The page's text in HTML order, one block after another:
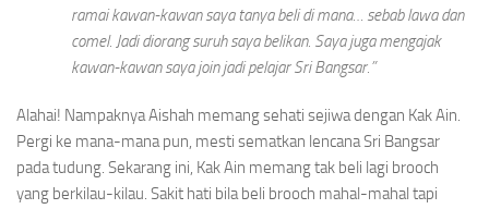
ramai kawan-kawan saya tanya beli di mana… sebab lawa dan
comel. Jadi diorang suruh saya belikan. Saya juga mengajak
kawan-kawan sayajoinjadi pelajar Sri Bangsar.”
Alahai! Nampaknya Aishah memang sehati sejiwa dengan Kak Ain.
Pergi ke mana-mana pun, mesti sematkan lencana Sri Bangsar
pada tudung. Sekarang ini, Kak Ain memang tak beli lagi brooch
yang berkilau-kilau. Sakit hati bila beli brooch mahal-mahal tapi